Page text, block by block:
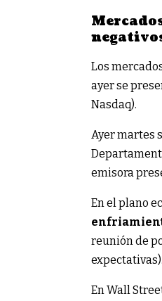
Los
ayer se
Nasdaq).
Ayer martes
emisora
En el plano
reunión de
expectativas).
En Wall